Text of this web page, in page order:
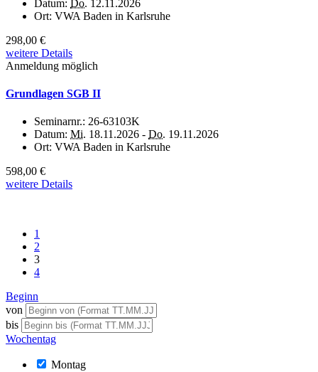
Datum: Do. 12.11.2026
Ort: VWA Baden in Karlsruhe
298,00 €
weitere Details
Anmeldung möglich
Grundlagen SGB II
Seminarnr.: 26-63103K
Datum: Mi. 18.11.2026 - Do. 19.11.2026
Ort: VWA Baden in Karlsruhe
598,00 €
weitere Details
1
2
3
4
Beginn
von
bis
Wochentag
Montag